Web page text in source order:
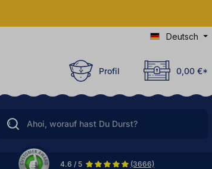
Deutsch
Profil 0,00 €*
4.6 / 5 (3666)